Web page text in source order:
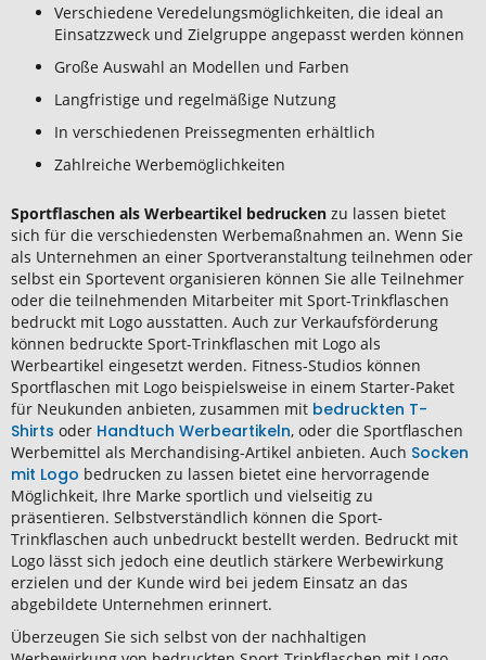
Verschiedene Veredelungsmöglichkeiten, die ideal an
Einsatzzweck und Zielgruppe angepasst werden können
Große Auswahl an Modellen und Farben
Langfristige und regelmäßige Nutzung
In verschiedenen Preissegmenten erhältlich
Zahlreiche Werbemöglichkeiten
Sportflaschen als Werbeartikel bedrucken zu lassen bietet
sich für die verschiedensten Werbemaßnahmen an. Wenn Sie
als Unternehmen an einer Sportveranstaltung teilnehmen oder
selbst ein Sportevent organisieren können Sie alle Teilnehmer
oder die teilnehmenden Mitarbeiter mit Sport-Trinkflaschen
bedruckt mit Logo ausstatten. Auch zur Verkaufsförderung
können bedruckte Sport-Trinkflaschen mit Logo als
Werbeartikel eingesetzt werden. Fitness-Studios können
Sportflaschen mit Logo beispielsweise in einem Starter-Paket
für Neukunden anbieten, zusammen mit bedruckten T-
Shirts oder Handtuch Werbeartikeln, oder die Sportflaschen
Werbemittel als Merchandising-Artikel anbieten. Auch Socken
mit Logo bedrucken zu lassen bietet eine hervorragende
Möglichkeit, Ihre Marke sportlich und vielseitig zu
präsentieren. Selbstverständlich können die Sport-
Trinkflaschen auch unbedruckt bestellt werden. Bedruckt mit
Logo lässt sich jedoch eine deutlich stärkere Werbewirkung
erzielen und der Kunde wird bei jedem Einsatz an das
abgebildete Unternehmen erinnert.
Überzeugen Sie sich selbst von der nachhaltigen